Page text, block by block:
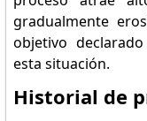
gradualmente
objetivo
esta situación.
Historial de